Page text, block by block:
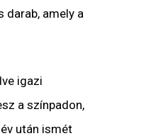
darab, amely a
igazi
a színpadon,
után ismét